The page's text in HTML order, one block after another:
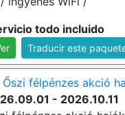
todo incluido
Traducir este
félpénzes akció
- 2026.10.11